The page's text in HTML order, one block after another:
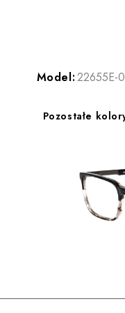
Model:22655E-
Pozostałe